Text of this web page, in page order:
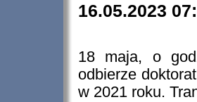
16.05.2023
18 maja, o
odbierze
w 2021 roku.